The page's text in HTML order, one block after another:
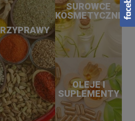
SUROWCE
KOSMETYCZNE
OLEJE I
SUPLEMENTY